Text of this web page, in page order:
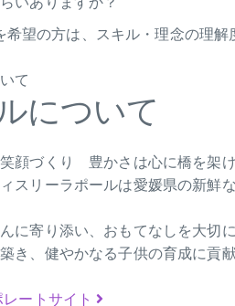
希望の方は、スキル・理念の理
について
顔づくり 豊かさは心に橋を架
スリーラポールは愛媛県の新鮮
に寄り添い、おもてなしを大切
き、健やかなる子供の育成に貢
ートサイト